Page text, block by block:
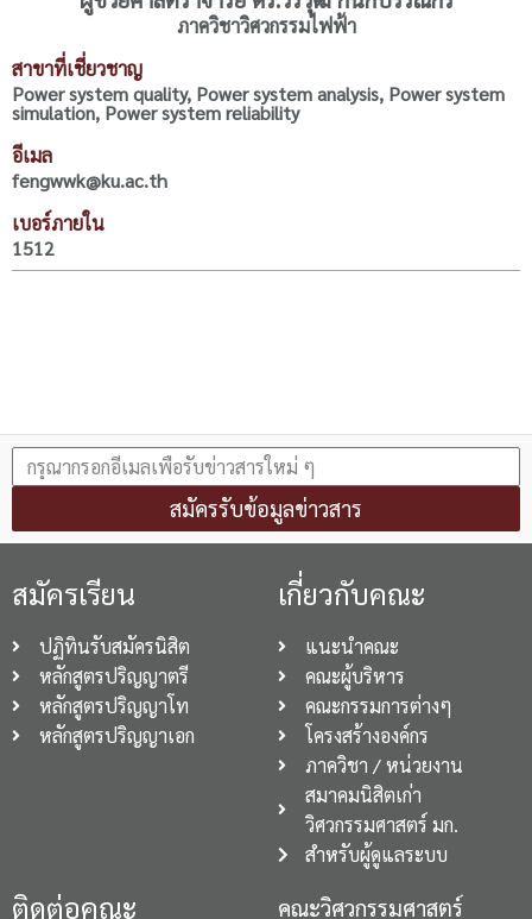
ภาควิชาวิศวกรรมไฟฟ้า
สาขาที่เชี่ยวชาญ
Power system quality, Power system analysis, Power system
simulation, Power system reliability
อีเมล
fengwwk@ku.ac.th
เบอร์ภายใน
1512
สมัครรับข้อมูลข่าวสาร
สมัครเรียน
ปฏิทินรับสมัครนิสิต
หลักสูตรปริญญาตรี
หลักสูตรปริญญาโท
หลักสูตรปริญญาเอก
เกี่ยวกับคณะ
แนะนำคณะ
คณะผู้บริหาร
คณะกรรมการต่างๆ
โครงสร้างองค์กร
ภาควิชา / หน่วยงาน
สมาคมนิสิตเก่า
วิศวกรรมศาสตร์ มก.
สำหรับผู้ดูแลระบบ
ติดต่อคณะ คณะวิศวกรรมศาสตร์